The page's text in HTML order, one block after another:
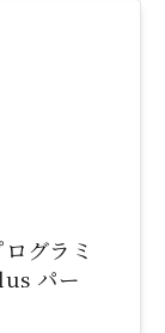
グラミ
パー